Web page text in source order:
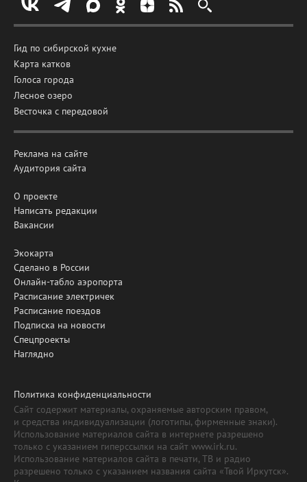
Гид по сибирской кухне
Карта катков
Голоса города
Лесное озеро
Весточка с передовой
Реклама на сайте
Аудитория сайта
О проекте
Написать редакции
Вакансии
Экокарта
Сделано в России
Онлайн-табло аэропорта
Расписание электричек
Расписание поездов
Подписка на новости
Спецпроекты
Наглядно
Политика конфиденциальности
Сайт содержит материалы, охраняемые авторским правом,
и средства индивидуализации (логотипы, фирменные знаки).
Использование материалов сайта в интернете разрешено
только с указанием гиперссылки на сайт www.irk.ru.
Использование материалов сайта в печати, ТВ и радио
разрешено только с указанием названия сайта «Твой Иркутск».